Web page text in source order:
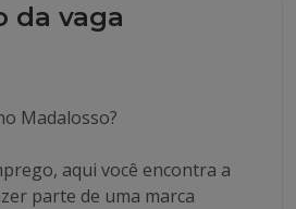
da vaga
Madalosso?
aqui você encontra a
parte de uma marca